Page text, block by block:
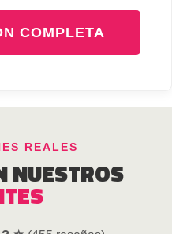
COMPLETA
REALES
NUESTROS